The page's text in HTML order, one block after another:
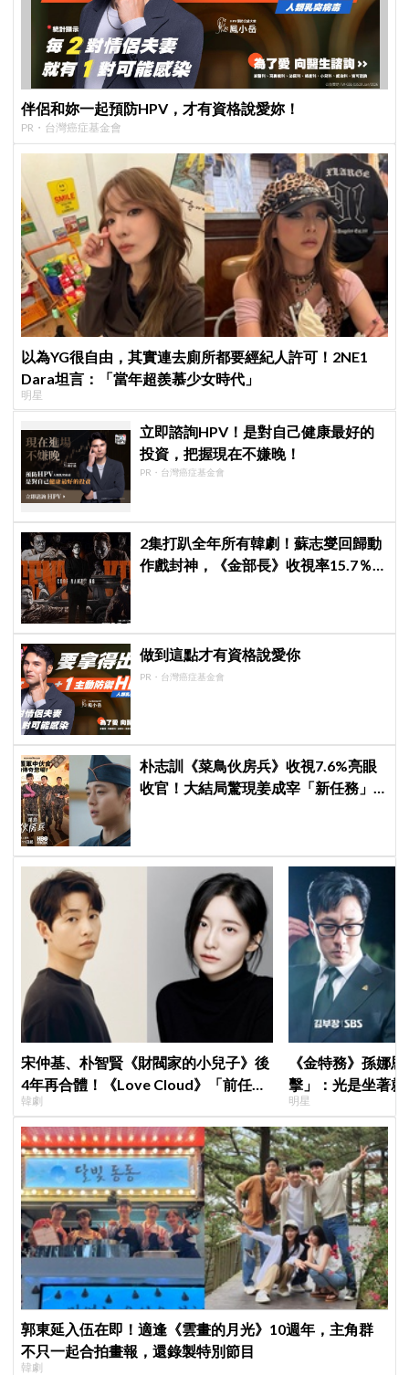
伴侶和妳一起預防HPV，才有資格說愛妳！
PR・台灣癌症基金會
以為YG很自由，其實連去廁所都要經紀人許可！2NE1
Dara坦言：「當年超羨慕少女時代」
明星
立即諮詢HPV！是對自己健康最好的
投資，把握現在不嫌晚！
PR・台灣癌症基金會
2集打趴全年所有韓劇！蘇志燮回歸動
作戲封神，《金部長》收視率15.7％
做到這點才有資格說愛你
PR・台灣癌症基金會
朴志訓《菜鳥伙房兵》收視7.6%亮眼
收官！大結局驚現姜成宰「新任務」
宋仲基、朴智賢《財閥家的小兒子》後
4年再合體！《Love Cloud》「前任見
面就變天」設定超鬧
韓劇
《金特務》孫娜
擊」：光是坐著
明星
郭東延入伍在即！適逢《雲畫的月光》10週年，主角群
不只一起合拍畫報，還錄製特別節目
韓劇